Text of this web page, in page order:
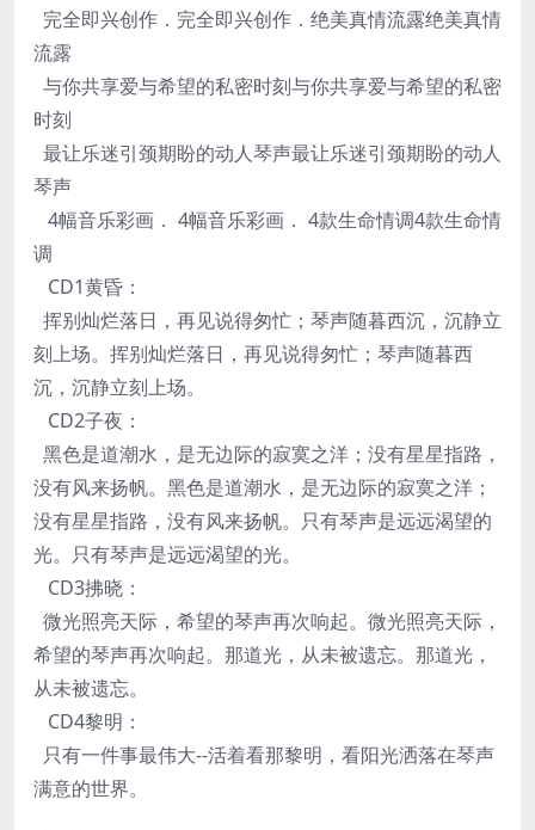
完全即兴创作．完全即兴创作．绝美真情流露绝美真情
流露
与你共享爱与希望的私密时刻与你共享爱与希望的私密
时刻
最让乐迷引颈期盼的动人琴声最让乐迷引颈期盼的动人
琴声
4幅音乐彩画． 4幅音乐彩画． 4款生命情调4款生命情
调
CD1黄昏：
挥别灿烂落日，再见说得匆忙；琴声随暮西沉，沉静立
刻上场。挥别灿烂落日，再见说得匆忙；琴声随暮西
沉，沉静立刻上场。
CD2子夜：
黑色是道潮水，是无边际的寂寞之洋；没有星星指路，
没有风来扬帆。黑色是道潮水，是无边际的寂寞之洋；
没有星星指路，没有风来扬帆。只有琴声是远远渴望的
光。只有琴声是远远渴望的光。
CD3拂晓：
微光照亮天际，希望的琴声再次响起。微光照亮天际，
希望的琴声再次响起。那道光，从未被遗忘。那道光，
从未被遗忘。
CD4黎明：
只有一件事最伟大--活着看那黎明，看阳光洒落在琴声
满意的世界。